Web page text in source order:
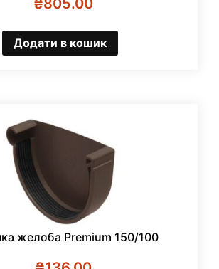
Додати в кошик
желоба Premium 150/100